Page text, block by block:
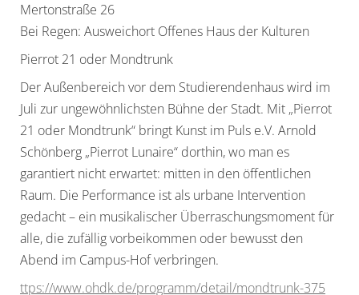
Mertonstraße 26
Bei Regen: Ausweichort Offenes Haus der Kulturen
Pierrot 21 oder Mondtrunk
Der Außenbereich vor dem Studierendenhaus wird im
Juli zur ungewöhnlichsten Bühne der Stadt. Mit „Pierrot
21 oder Mondtrunk“ bringt Kunst im Puls e.V. Arnold
Schönberg „Pierrot Lunaire“ dorthin, wo man es
garantiert nicht erwartet: mitten in den öffentlichen
Raum. Die Performance ist als urbane Intervention
gedacht – ein musikalischer Überraschungsmoment für
alle, die zufällig vorbeikommen oder bewusst den
Abend im Campus-Hof verbringen.
ttps://www.ohdk.de/programm/detail/mondtrunk-375